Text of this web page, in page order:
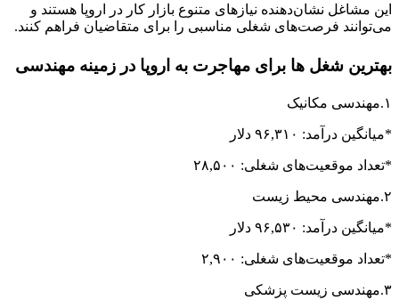
این مشاغل نشان‌دهنده‌ نیازهای متنوع بازار کار در اروپا هستند و
می‌توانند فرصت‌های شغلی مناسبی را برای متقاضیان فراهم کنند.
بهترین شغل ها برای مهاجرت به اروپا در زمینه مهندسی
۱.مهندسی مکانیک
*میانگین درآمد: ۹۶,۳۱۰ دلار
*تعداد موقعیت‌های شغلی: ۲۸,۵۰۰
۲‌.مهندسی محیط زیست
*میانگین درآمد: ۹۶,۵۳۰ دلار
*تعداد موقعیت‌های شغلی: ۲,۹۰۰
۳.مهندسی زیست پزشکی